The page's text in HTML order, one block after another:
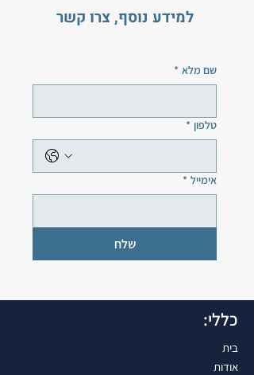
למידע נוסף, צרו קשר
שם מלא *
טלפון *
אימייל *
שלח
כללי:
בית
אודות